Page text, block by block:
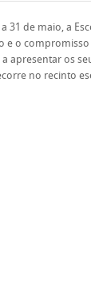
31 de maio, a
e o
a apresentar os
no recinto